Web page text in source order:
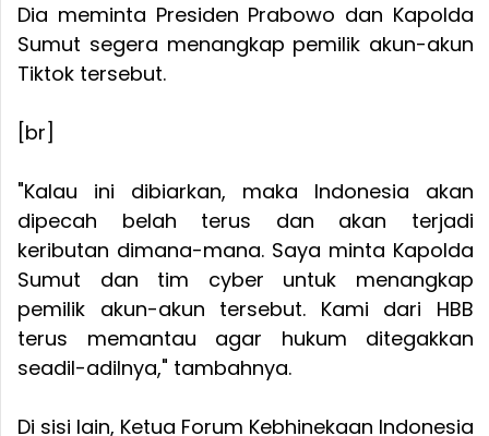
Dia meminta Presiden Prabowo dan Kapolda
Sumut segera menangkap pemilik akun-akun
Tiktok tersebut.
[br]
"Kalau ini dibiarkan, maka Indonesia akan
dipecah belah terus dan akan terjadi
keributan dimana-mana. Saya minta Kapolda
Sumut dan tim cyber untuk menangkap
pemilik akun-akun tersebut. Kami dari HBB
terus memantau agar hukum ditegakkan
seadil-adilnya," tambahnya.
Di sisi lain, Ketua Forum Kebhinekaan Indonesia